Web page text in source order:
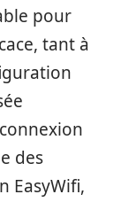
pour
tant à
des
EasyWifi,